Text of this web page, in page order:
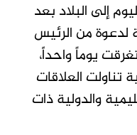
إلى البلاد بعد
لدعوة من الرئيس
يوماً واحداً،
تناولت العلاقات
والدولية ذات